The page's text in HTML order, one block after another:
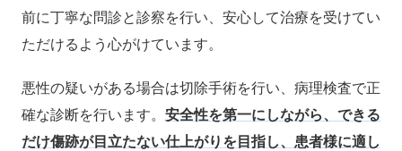
前に丁寧な問診と診察を行い、安心して治療を受けてい
ただけるよう心がけています。
悪性の疑いがある場合は切除手術を行い、病理検査で正
確な診断を行います。 安全性を第一にしながら、できる
だけ傷跡が目立たない仕上がりを目指し、患者様に適し